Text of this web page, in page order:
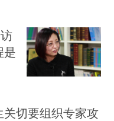
是
切要组织专家攻